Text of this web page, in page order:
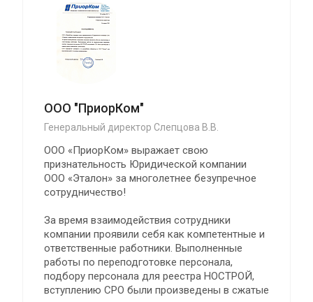
ООО "ПриорКом"
Генеральный директор Слепцова В.В.
ООО «ПриорКом» выражает свою
признательность Юридической компании
ООО «Эталон» за многолетнее безупречное
сотрудничество!
За время взаимодействия сотрудники
компании проявили себя как компетентные и
ответственные работники. Выполненные
работы по переподготовке персонала,
подбору персонала для реестра НОСТРОЙ,
вступлению СРО были произведены в сжатые